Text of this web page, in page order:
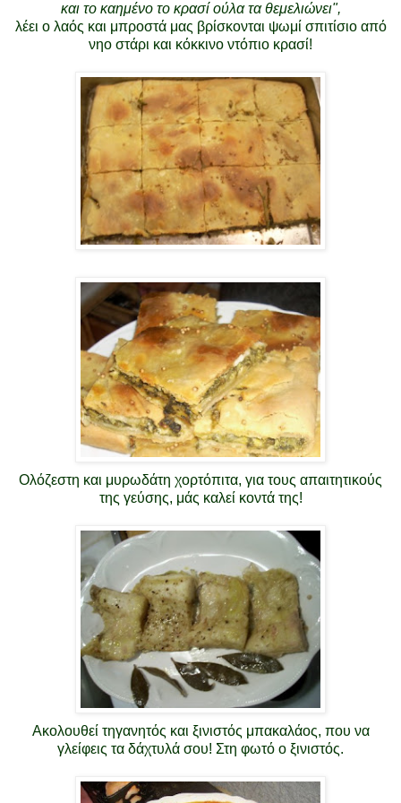
και το καημένο το κρασί ούλα τα θεμελιώνει",
λέει ο λαός και μπροστά μας βρίσκονται ψωμί σπιτίσιο από
νηο στάρι και κόκκινο ντόπιο κρασί!
Ολόζεστη και μυρωδάτη χορτόπιτα, για τους απαιτητικούς
της γεύσης, μάς καλεί κοντά της!
Ακολουθεί τηγανητός και ξινιστός μπακαλάος, που να
γλείφεις τα δάχτυλά σου! Στη φωτό ο ξινιστός.